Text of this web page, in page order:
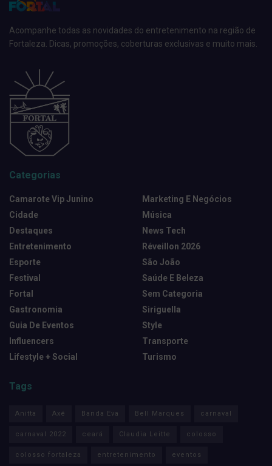
Acompanhe todas as novidades do entretenimento na região de
Fortaleza. Dicas, promoções, coberturas exclusivas e muito mais.
Categorias
Camarote Vip Junino
Cidade
Destaques
Entretenimento
Esporte
Festival
Fortal
Gastronomia
Guia De Eventos
Influencers
Lifestyle + Social
Marketing E Negócios
Música
News Tech
Réveillon 2026
São João
Saúde E Beleza
Sem Categoria
Siriguella
Style
Transporte
Turismo
Tags
Anitta Axé Banda Eva Bell Marques carnaval
carnaval 2022 ceará Claudia Leitte colosso
colosso fortaleza entretenimento eventos